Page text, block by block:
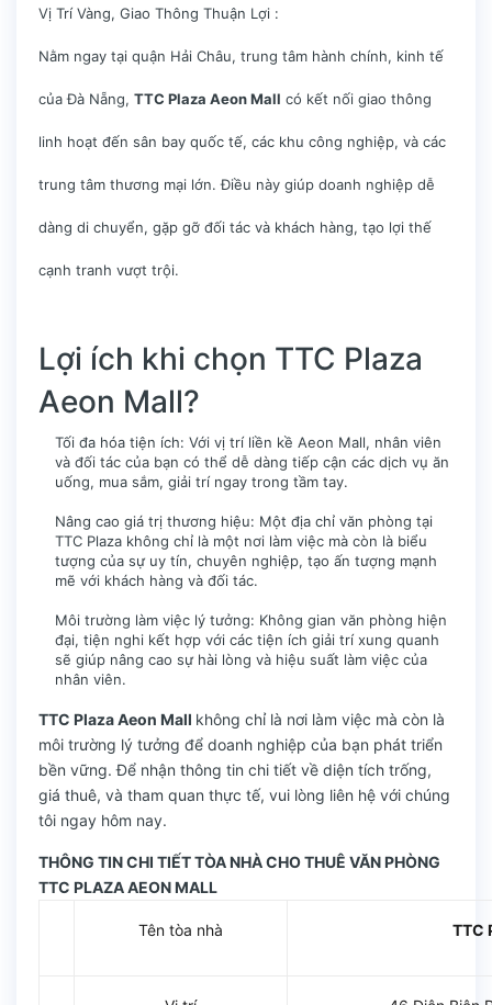
Vị Trí Vàng, Giao Thông Thuận Lợi :
Nằm ngay tại quận Hải Châu, trung tâm hành chính, kinh tế
của Đà Nẵng, TTC Plaza Aeon Mall có kết nối giao thông
linh hoạt đến sân bay quốc tế, các khu công nghiệp, và các
trung tâm thương mại lớn. Điều này giúp doanh nghiệp dễ
dàng di chuyển, gặp gỡ đối tác và khách hàng, tạo lợi thế
cạnh tranh vượt trội.
Lợi ích khi chọn TTC Plaza
Aeon Mall?
Tối đa hóa tiện ích: Với vị trí liền kề Aeon Mall, nhân viên
và đối tác của bạn có thể dễ dàng tiếp cận các dịch vụ ăn
uống, mua sắm, giải trí ngay trong tầm tay.
Nâng cao giá trị thương hiệu: Một địa chỉ văn phòng tại
TTC Plaza không chỉ là một nơi làm việc mà còn là biểu
tượng của sự uy tín, chuyên nghiệp, tạo ấn tượng mạnh
mẽ với khách hàng và đối tác.
Môi trường làm việc lý tưởng: Không gian văn phòng hiện
đại, tiện nghi kết hợp với các tiện ích giải trí xung quanh
sẽ giúp nâng cao sự hài lòng và hiệu suất làm việc của
nhân viên.
TTC Plaza Aeon Mall không chỉ là nơi làm việc mà còn là
môi trường lý tưởng để doanh nghiệp của bạn phát triển
bền vững. Để nhận thông tin chi tiết về diện tích trống,
giá thuê, và tham quan thực tế, vui lòng liên hệ với chúng
tôi ngay hôm nay.
THÔNG TIN CHI TIẾT TÒA NHÀ CHO THUÊ VĂN PHÒNG
TTC PLAZA AEON MALL
Tên tòa nhà TTC